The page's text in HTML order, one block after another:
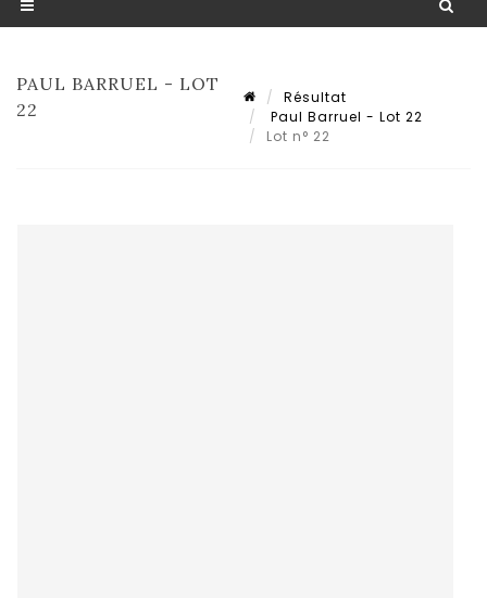
PAUL BARRUEL - LOT
22
Résultat
Paul Barruel - Lot 22
Lot n° 22